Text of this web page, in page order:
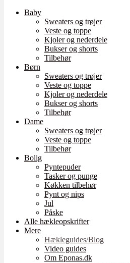
Baby
Sweaters og trøjer
Veste og toppe
Kjoler og nederdele
Bukser og shorts
Tilbehør
Børn
Sweaters og trøjer
Veste og toppe
Kjoler og nederdele
Bukser og shorts
Tilbehør
Dame
Sweaters og trøjer
Veste og toppe
Tilbehør
Bolig
Pyntepuder
Tasker og punge
Køkken tilbehør
Pynt og nips
Jul
Påske
Alle hækleopskrifter
Mere
Hækleguides/Blog
Video guides
Om Eponas.dk